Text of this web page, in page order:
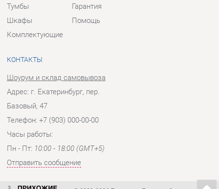
Адрес: г. Екатеринбург, пер.
Базовый, 47
Телефон: +7 (903) 000-00-00
Пн - Пт:10:00 - 18:00 (GMT+5)
Отправить сообщение